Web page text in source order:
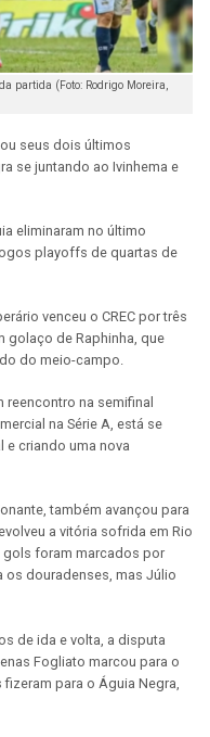
partida (Foto: Rodrigo Moreira,
seus dois últimos
se juntando ao Ivinhema e
eliminaram no último
playoffs de quartas de
venceu o CREC por três
golaço de Raphinha, que
do meio-campo.
na semifinal
na Série A, está se
e criando uma nova
também avançou para
a vitória sofrida em Rio
gols foram marcados por
os douradenses, mas Júlio
de ida e volta, a disputa
Fogliato marcou para o
para o Águia Negra,